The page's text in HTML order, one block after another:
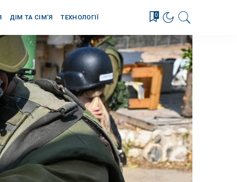
ДІМ ТА СІМ’Я ТЕХНОЛОГІЇ 0